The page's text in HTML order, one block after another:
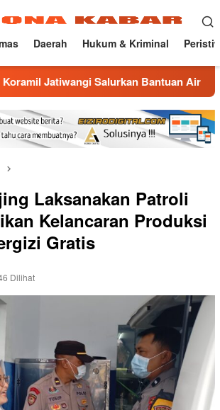
Daerah Hukum & Kriminal
Salurkan Bantuan Air Bersih untuk
Laksanakan Patroli
Kelancaran Produksi
Gratis
Dilihat